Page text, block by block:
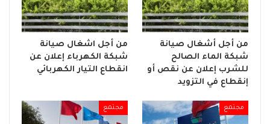
من أجل أشغال صيانة
شبكة الماء الصالح
للشرب إعلان عن نقص أو
إنقطاع في التزويد
من أجل اشغال صيانة
شبكة الكهرباء إعلان عن
انقطاع التيار الكهربائي
مجتمع مجتمع